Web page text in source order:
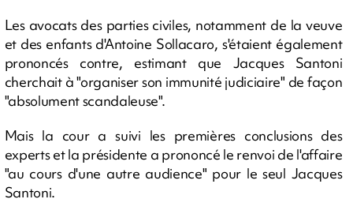
Les avocats des parties civiles, notamment de la veuve
et des enfants d'Antoine Sollacaro, s'étaient également
prononcés contre, estimant que Jacques Santoni
cherchait à "organiser son immunité judiciaire" de façon
"absolument scandaleuse".
Mais la cour a suivi les premières conclusions des
experts et la présidente a prononcé le renvoi de l'affaire
"au cours d'une autre audience" pour le seul Jacques
Santoni.